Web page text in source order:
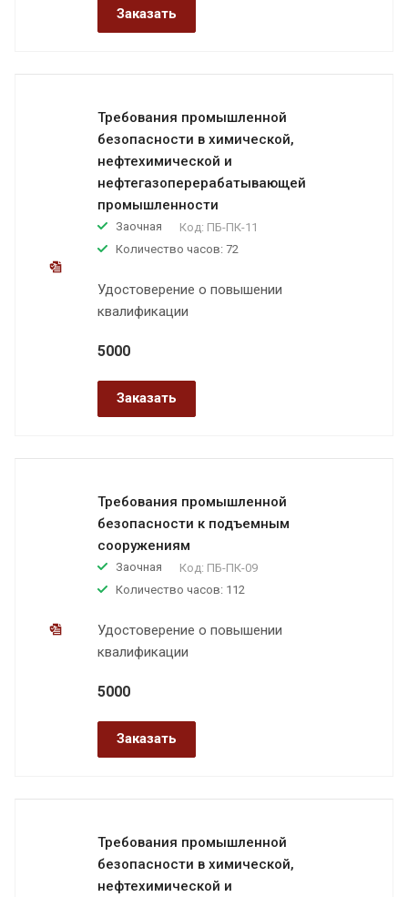
Заказать
Требования промышленной
безопасности в химической,
нефтехимической и
нефтегазоперерабатывающей
промышленности
Заочная Код: ПБ-ПК-11
Количество часов: 72
Удостоверение о повышении
квалификации
5000
Заказать
Требования промышленной
безопасности к подъемным
сооружениям
Заочная Код: ПБ-ПК-09
Количество часов: 112
Удостоверение о повышении
квалификации
5000
Заказать
Требования промышленной
безопасности в химической,
нефтехимической и